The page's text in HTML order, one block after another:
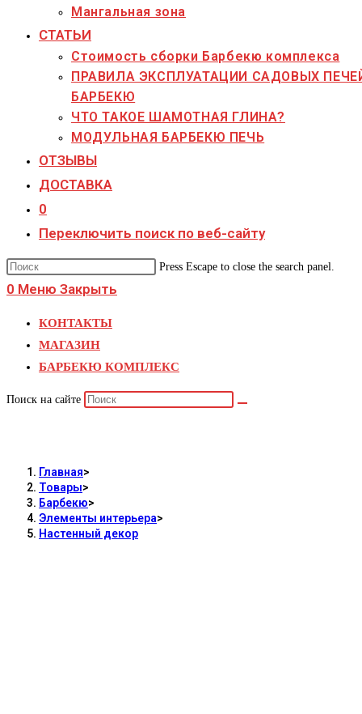
Мангальная зона
СТАТЬИ
Стоимость сборки Барбекю комплекса
ПРАВИЛА ЭКСПЛУАТАЦИИ САДОВЫХ
БАРБЕКЮ
ЧТО ТАКОЕ ШАМОТНАЯ ГЛИНА?
МОДУЛЬНАЯ БАРБЕКЮ ПЕЧЬ
ОТЗЫВЫ
ДОСТАВКА
0
Переключить поиск по веб-сайту
Press Escape to close the search panel.
0 Меню Закрыть
КОНТАКТЫ
МАГАЗИН
БАРБЕКЮ КОМПЛЕКС
Поиск на сайте
Главная>
Товары>
Барбекю>
Элементы интерьера>
Настенный декор